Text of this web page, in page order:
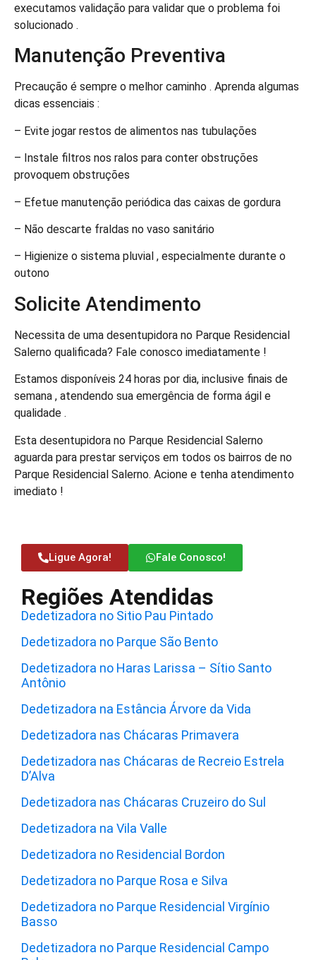
executamos validação para validar que o problema foi
solucionado .
Manutenção Preventiva
Precaução é sempre o melhor caminho . Aprenda algumas
dicas essenciais :
– Evite jogar restos de alimentos nas tubulações
– Instale filtros nos ralos para conter obstruções
provoquem obstruções
– Efetue manutenção periódica das caixas de gordura
– Não descarte fraldas no vaso sanitário
– Higienize o sistema pluvial , especialmente durante o
outono
Solicite Atendimento
Necessita de uma desentupidora no Parque Residencial
Salerno qualificada? Fale conosco imediatamente !
Estamos disponíveis 24 horas por dia, inclusive finais de
semana , atendendo sua emergência de forma ágil e
qualidade .
Esta desentupidora no Parque Residencial Salerno
aguarda para prestar serviços em todos os bairros de no
Parque Residencial Salerno. Acione e tenha atendimento
imediato !
Ligue Agora! Fale Conosco!
Regiões Atendidas
Dedetizadora no Sitio Pau Pintado
Dedetizadora no Parque São Bento
Dedetizadora no Haras Larissa – Sítio Santo
Antônio
Dedetizadora na Estância Árvore da Vida
Dedetizadora nas Chácaras Primavera
Dedetizadora nas Chácaras de Recreio Estrela
D’Alva
Dedetizadora nas Chácaras Cruzeiro do Sul
Dedetizadora na Vila Valle
Dedetizadora no Residencial Bordon
Dedetizadora no Parque Rosa e Silva
Dedetizadora no Parque Residencial Virgínio
Basso
Dedetizadora no Parque Residencial Campo